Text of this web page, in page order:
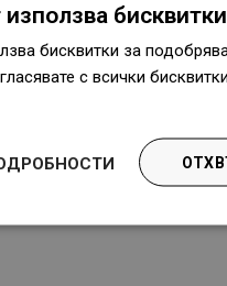
бисквитки
бисквитки за
с всички